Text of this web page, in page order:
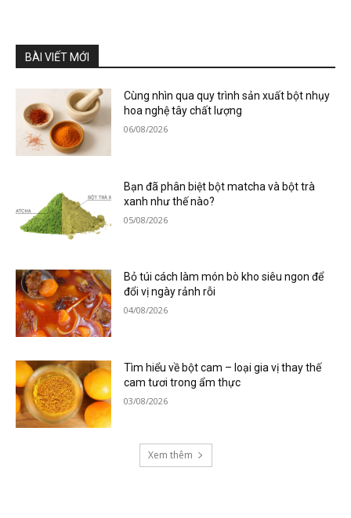
BÀI VIẾT MỚI
Cùng nhìn qua quy trình sản xuất bột nhụy
hoa nghệ tây chất lượng
06/08/2026
Bạn đã phân biệt bột matcha và bột trà
xanh như thế nào?
05/08/2026
Bỏ túi cách làm món bò kho siêu ngon để
đổi vị ngày rảnh rỗi
04/08/2026
Tìm hiểu về bột cam – loại gia vị thay thế
cam tươi trong ẩm thực
03/08/2026
Xem thêm